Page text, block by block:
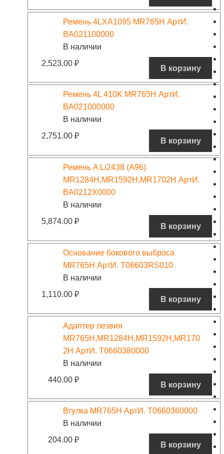
Ремень 4LXA1095 MR765H АртИ.
BA021100000
В наличии
2,523.00 ₽
В корзину
Ремень 4L 410K MR765H АртИ.
BA021000000
В наличии
2,751.00 ₽
В корзину
Ремень A Li2438 (A96)
MR1284H,MR1592H,MR1702H АртИ.
BA0212X0000
В наличии
5,874.00 ₽
В корзину
Основание бокового выброса
MR765H АртИ. T06603RS010
В наличии
1,110.00 ₽
В корзину
Адаптер лезвия
MR765H,MR1284H,MR1592H,MR170
2H АртИ. T0660380000
В наличии
440.00 ₽
В корзину
Втулка MR765H АртИ. T0660360000
В наличии
204.00 ₽
В корзину